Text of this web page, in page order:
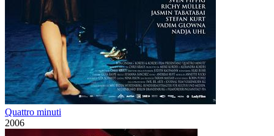
Quattro minuti
2006